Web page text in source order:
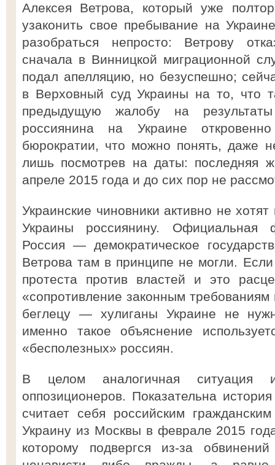
Алексея Ветрова, который уже
узаконить свое пребывание на
разобраться непросто: Ветрову
сначала в Винницкой миграционной
подал апелляцию, но безуспешно;
в Верховный суд Украины на то, что
предыдущую жалобу на
россиянина на Украине
бюрократии, что можно понять, даже
лишь посмотрев на даты: последняя
апреле 2015 года и до сих пор не
Украинские чиновники активно не
Украины россиянину. Официальная
Россия — демократическое
Ветрова там в принципе не могли.
протеста против властей и это
«сопротивление законным
беглецу — хулиганы Украине не
именно такое объяснение
«бесполезных» россиян.
В целом аналогичная ситуация
оппозиционеров. Показательна
считает себя российским
Украину из Москвы в феврале 2015
которому подвергся из-за